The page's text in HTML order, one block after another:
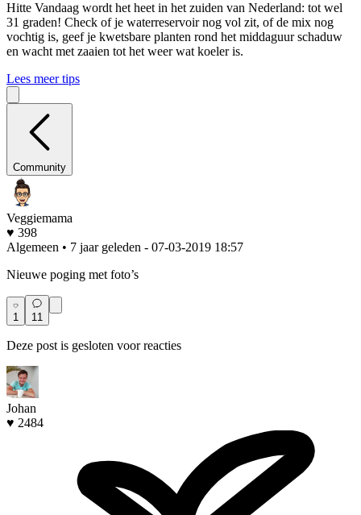
Hitte Vandaag wordt het heet in het zuiden van Nederland: tot wel
31 graden! Check of je waterreservoir nog vol zit, of de mix nog
vochtig is, geef je kwetsbare planten rond het middaguur schaduw
en wacht met zaaien tot het weer wat koeler is.
Lees meer tips
Community
Veggiemama
♥ 398
Algemeen • 7 jaar geleden - 07-03-2019 18:57
Nieuwe poging met foto’s
1 11
Deze post is gesloten voor reacties
Johan
♥ 2484